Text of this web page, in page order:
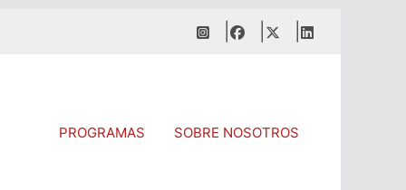
PROGRAMAS SOBRE NOSOTROS